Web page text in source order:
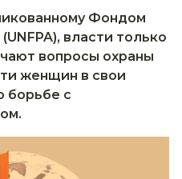
Фондом
власти только
вопросы охраны
женщин в свои
борьбе с